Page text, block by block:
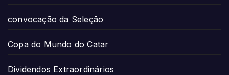
convocação da Seleção
Copa do Mundo do Catar
Dividendos Extraordinários